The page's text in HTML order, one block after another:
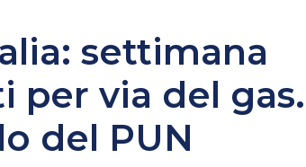
settimana
per via del gas.
del PUN